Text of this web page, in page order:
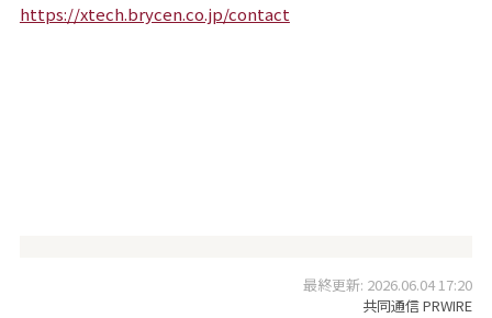
https://xtech.brycen.co.jp/contact
最終更新: 2026.06.04 17:20
共同通信 PRWIRE